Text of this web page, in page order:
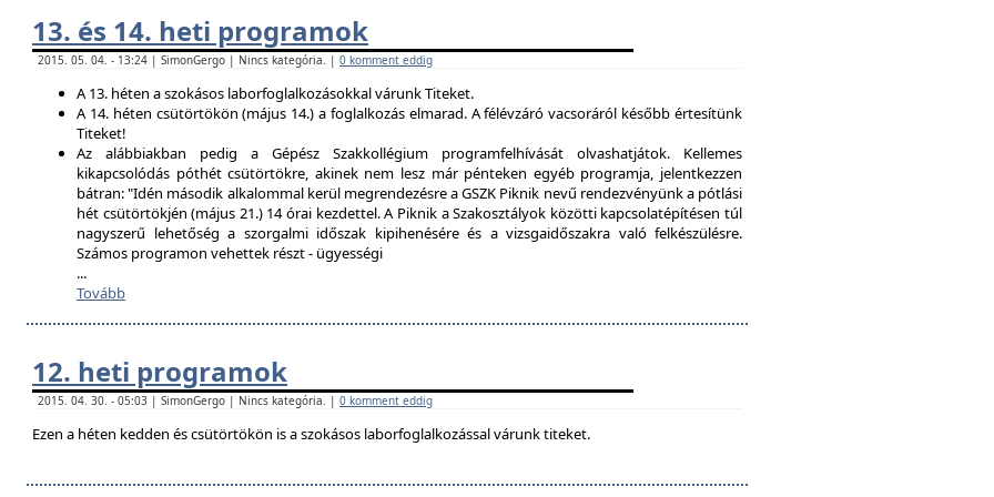
13. és 14. heti programok
2015. 05. 04. - 13:24 | SimonGergo | Nincs kategória. | 0 komment eddig
A 13. héten a szokásos laborfoglalkozásokkal várunk Titeket.
A 14. héten csütörtökön (május 14.) a foglalkozás elmarad. A félévzáró vacsoráról később értesítünk
Titeket!
Az alábbiakban pedig a Gépész Szakkollégium programfelhívását olvashatjátok. Kellemes
kikapcsolódás póthét csütörtökre, akinek nem lesz már pénteken egyéb programja, jelentkezzen
bátran: "Idén második alkalommal kerül megrendezésre a GSZK Piknik nevű rendezvényünk a pótlási
hét csütörtökjén (május 21.) 14 órai kezdettel. A Piknik a Szakosztályok közötti kapcsolatépítésen túl
nagyszerű lehetőség a szorgalmi időszak kipihenésére és a vizsgaidőszakra való felkészülésre.
Számos programon vehettek részt - ügyességi
...
Tovább
12. heti programok
2015. 04. 30. - 05:03 | SimonGergo | Nincs kategória. | 0 komment eddig
Ezen a héten kedden és csütörtökön is a szokásos laborfoglalkozással várunk titeket.